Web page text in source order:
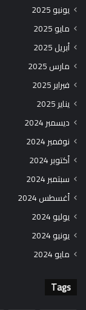
يونيو 2025
مايو 2025
أبريل 2025
مارس 2025
فبراير 2025
يناير 2025
ديسمبر 2024
نوفمبر 2024
أكتوبر 2024
سبتمبر 2024
أغسطس 2024
يوليو 2024
يونيو 2024
مايو 2024
Tags